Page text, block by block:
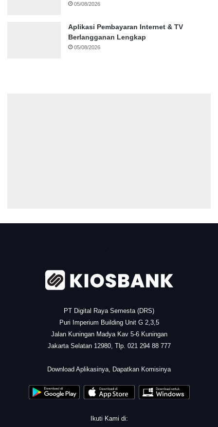
05/08/2026
Aplikasi Pembayaran Internet & TV
Berlangganan Lengkap
05/08/2026
PT Digital Raya Semesta (DRS)
Puri Imperium Building Unit G 2,3,5
Jalan Kuningan Madya Kav 5-6 Kuningan
Jakarta Selatan 12980, Tlp. 021 294 88 777
Download Aplikasinya, Dapatkan Komisinya
Ikuti Kami di: